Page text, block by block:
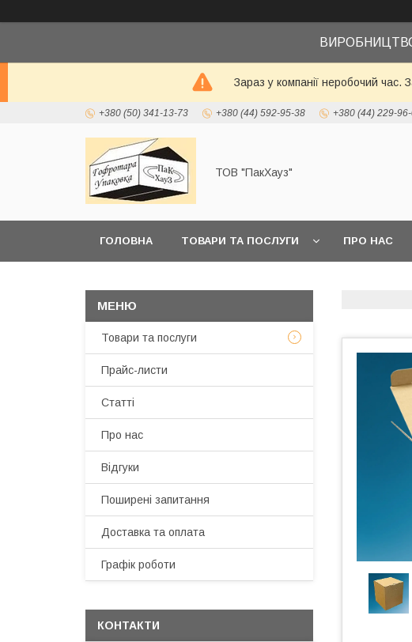
Зараз у компанії неробочий
+380 (50) 341-13-73 +380 (44) 592-95-38 +380 (44) 229-
ТОВ "ПакХауз"
ГОЛОВНА ТОВАРИ ТА ПОСЛУГИ ПРО НАС
Товари та послуги
Прайс-листи
Статті
Про нас
Відгуки
Поширені запитання
Доставка та оплата
Графік роботи
КОНТАКТИ